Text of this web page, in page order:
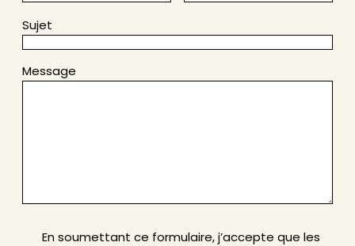
Sujet
Message
En soumettant ce formulaire, j’accepte que les